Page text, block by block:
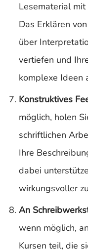
Lesematerial
Das Erklären
über
vertiefen und
komplexe Ideen
Konstruktives
möglich, holen
schriftlichen
Ihre
dabei
wirkungsvoller
An
wenn möglich,
Kursen teil, die